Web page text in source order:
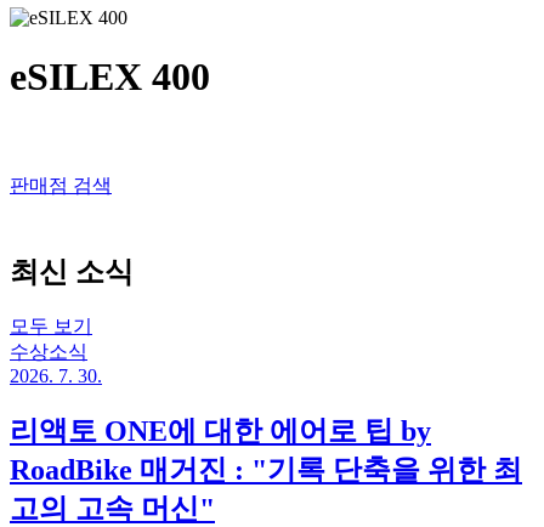
eSILEX 400
판매점 검색
최신 소식
모두 보기
수상소식
2026. 7. 30.
리액토 ONE에 대한 에어로 팁 by
RoadBike 매거진 : "기록 단축을 위한 최
고의 고속 머신"